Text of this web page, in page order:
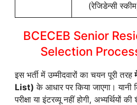
(रेजिडेन्सी
BCECEB Senior
Selection
इस भर्ती में उम्मीदवारों का चयन पूरी तरह
List) के आधार पर किया जाएगा। यानी
परीक्षा या इंटरव्यू नहीं होगी, अभ्यर्थियों